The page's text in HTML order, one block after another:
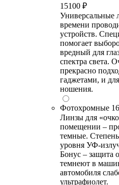
15100 ₽
Универсальные
времени
устройств.
помогает
вредный для
спектра света.
прекрасно
гаджетами, и
ношения.
Фотохромные
Линзы для
помещении –
темные.
уровня УФ-
Бонус – защита
темнеют в
автомобиля
ультрафиолет.